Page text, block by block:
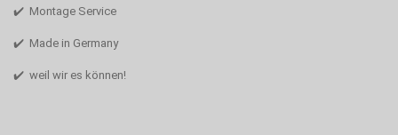
✔️ Montage Service
✔️ Made in Germany
✔️ weil wir es können!